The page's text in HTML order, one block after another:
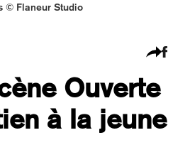
© Flaneur Studio
Ouverte
à la jeune